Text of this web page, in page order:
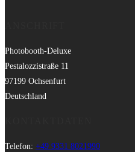
Photobooth-Deluxe
Pestalozzistraße 11
97199 Ochsenfurt
Deutschland
Telefon: +49 9331 8021990